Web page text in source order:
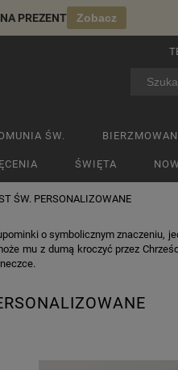
PREZENT Zobacz
ŚW.
ŚWIĘTA
ŚW. PERSONALIZOWANE
o symbolicznym znaczeniu,
mu z dumą kroczyć przez